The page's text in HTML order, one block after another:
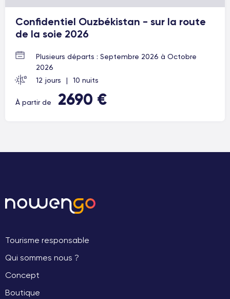
Confidentiel Ouzbékistan - sur la route
de la soie 2026
Plusieurs départs : Septembre 2026 à Octobre
2026
12 jours
| 10 nuits
À partir de 2690 €
Tourisme responsable
Qui sommes nous ?
Concept
Boutique